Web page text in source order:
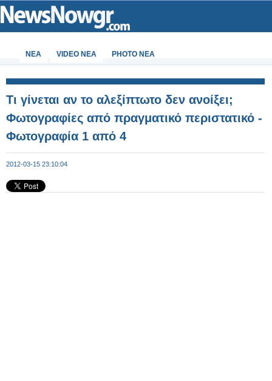
ΝΕΑ VIDEO NEA PHOTO NEA
Τι γίνεται αν το αλεξίπτωτο δεν ανοίξει;
Φωτογραφίες από πραγματικό περιστατικό -
Φωτογραφία 1 από 4
2012-03-15 23:10:04